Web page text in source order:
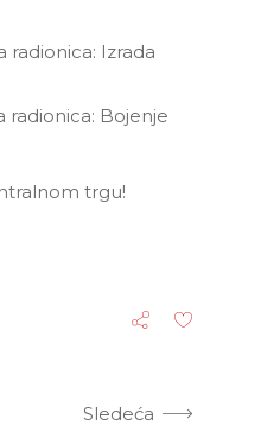
radionica: Izrada
radionica: Bojenje
trgu!
Sledeća